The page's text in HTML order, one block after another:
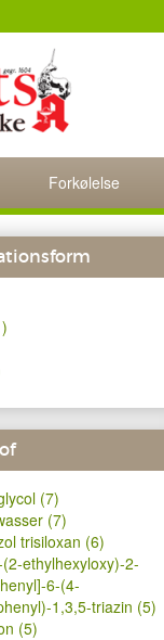
Forkølelse
(7)
(7)
trisiloxan (6)
ethylhexyloxy)-2-
6-(4-
1,3,5-triazin (5)
(5)